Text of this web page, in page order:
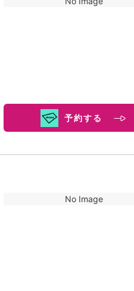
予約する
No Image